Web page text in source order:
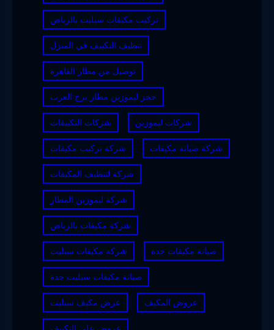
تركيب مكيفات سبليت بالرياض
تنظيف التكييف في المنزل
توصيل من مطار القاهرة
حجز ليموزين مطار برج العرب
شركات التكييفات شركات ليموزين
شركة تركيب مكيفات شركة صيانة مكيفات
شركة لتنظيف المكيفات
شركة ليموزين المطار
شركة مكيفات بالرياض
شركة مكيفات سبليت صيانة مكيفات جدة
صيانة مكيفات سبليت جدة
عرض مكيف سبليت عروض المكيف